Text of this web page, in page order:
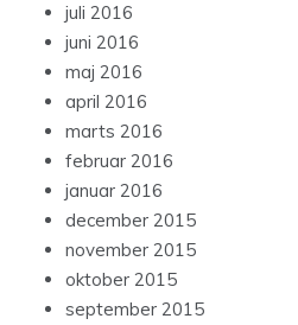
juli 2016
juni 2016
maj 2016
april 2016
marts 2016
februar 2016
januar 2016
december 2015
november 2015
oktober 2015
september 2015